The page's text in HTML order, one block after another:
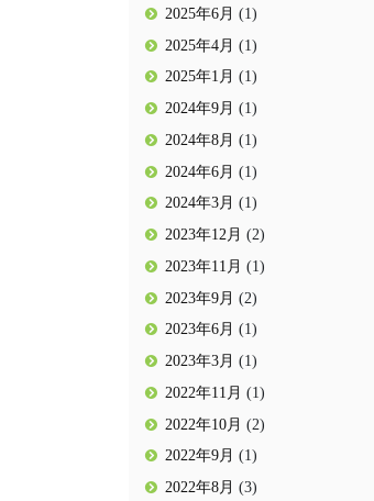
2025年6月 (1)
2025年4月 (1)
2025年1月 (1)
2024年9月 (1)
2024年8月 (1)
2024年6月 (1)
2024年3月 (1)
2023年12月 (2)
2023年11月 (1)
2023年9月 (2)
2023年6月 (1)
2023年3月 (1)
2022年11月 (1)
2022年10月 (2)
2022年9月 (1)
2022年8月 (3)